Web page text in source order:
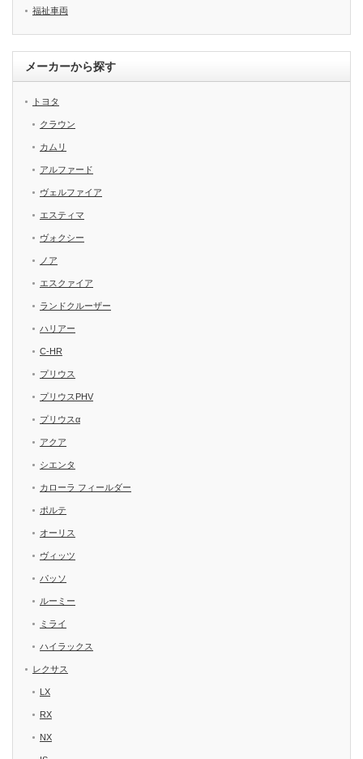
福祉車両
メーカーから探す
トヨタ
クラウン
カムリ
アルファード
ヴェルファイア
エスティマ
ヴォクシー
ノア
エスクァイア
ランドクルーザー
ハリアー
C-HR
プリウス
プリウスPHV
プリウスα
アクア
シエンタ
カローラ フィールダー
ポルテ
オーリス
ヴィッツ
パッソ
ルーミー
ミライ
ハイラックス
レクサス
LX
RX
NX